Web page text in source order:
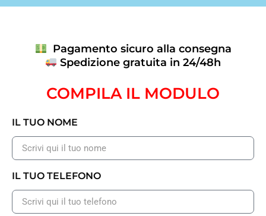
Pagamento sicuro alla consegna
Spedizione gratuita in 24/48h
COMPILA IL MODULO
IL TUO NOME
IL TUO TELEFONO